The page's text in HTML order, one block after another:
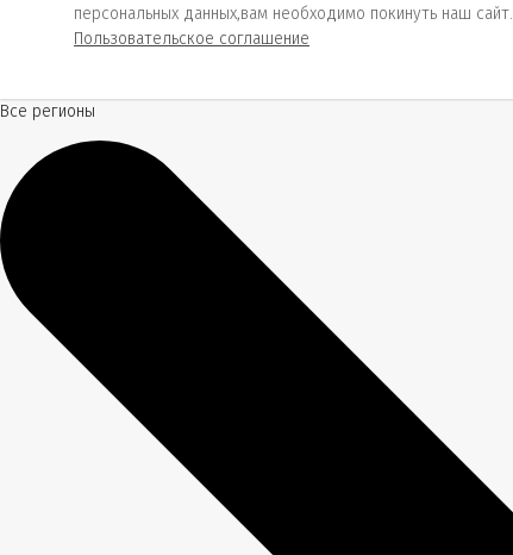
персональных данных,вам необходимо покинуть наш сайт.
Пользовательское соглашение
Все регионы